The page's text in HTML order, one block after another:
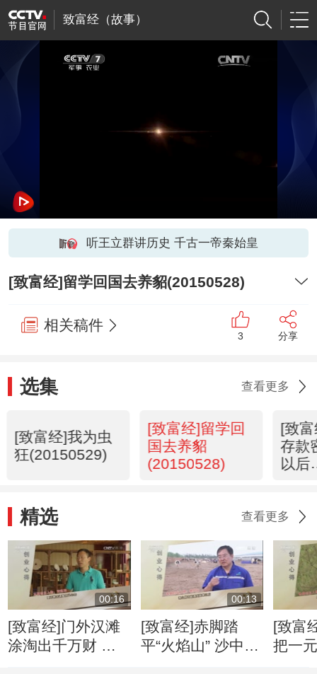
致富经（故事）
听王立群讲历史 千古一帝秦始皇
[致富经]留学回国去养貂(20150528)
相关稿件
3 分享
选集 查看更多
[致富经]我为虫
狂(20150529)
[致富经]留学回
国去养貂
(20150528)
[致
存款
以后
精选 查看更多
00:16
[致富经]门外汉滩
涂淘出千万财 创
00:13
[致富经]赤脚踏
平“火焰山” 沙中掘
[致富
把一